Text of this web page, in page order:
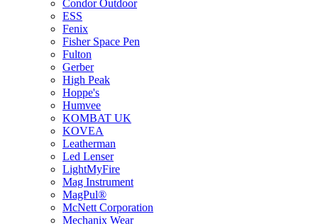
Condor Outdoor
ESS
Fenix
Fisher Space Pen
Fulton
Gerber
High Peak
Hoppe's
Humvee
KOMBAT UK
KOVEA
Leatherman
Led Lenser
LightMyFire
Mag Instrument
MagPul®
McNett Corporation
Mechanix Wear